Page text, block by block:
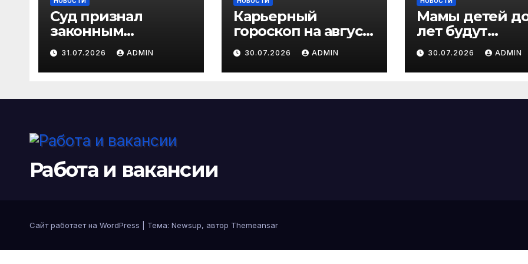
Суд признал
законным
увольнение за
пересылку
рабочих файлов на
31.07.2026 ADMIN
Карьерный
гороскоп на август
2026 года: Великий
парад планет,
солнечное
судьбоносные
30.07.2026 ADMIN
Мамы детей
лет будут
защищены от
увольнений:
предлагают
30.07.2026 ADMIN
Работа и вакансии
Сайт работает на WordPress Тема: Newsup, автор Themeansar